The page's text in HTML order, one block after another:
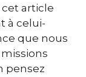
article
à celui-
que nous
pensez